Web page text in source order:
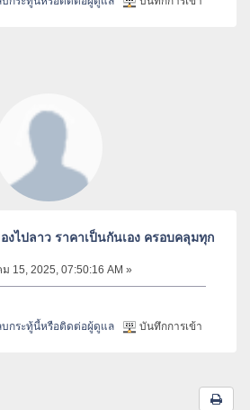
งไปลาว ราคาเป็นกันเอง ครอบคลุมทุก
15, 2025, 07:50:16 AM »
บกระทู้นี้หรือติดต่อผู้ดูแล บันทึกการเข้า